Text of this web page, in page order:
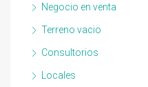
Negocio en venta
Terreno vacio
Consultorios
Locales